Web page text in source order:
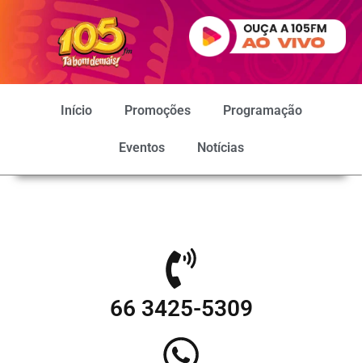
Início Promoções Programação
Eventos Notícias
66 3425-5309